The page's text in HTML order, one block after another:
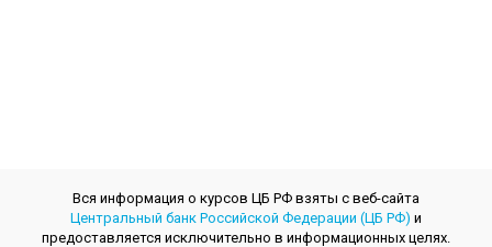
Вся информация о курсов ЦБ РФ взяты с веб-сайта
Центральный банк Российской Федерации (ЦБ РФ) и
предоставляется исключительно в информационных целях.